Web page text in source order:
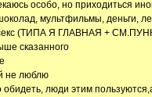
особо, но приходиться
мультфильмы, деньги,
секс (ТИПА Я ГЛАВНАЯ +
сказанного
не люблю
обидеть, люди этим